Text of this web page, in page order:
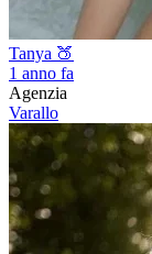
Tanya 🍑
1 anno fa
Agenzia
Varallo